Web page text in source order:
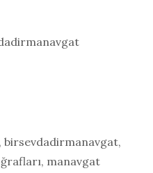
birsevdadirmanavgat,
, manavgat